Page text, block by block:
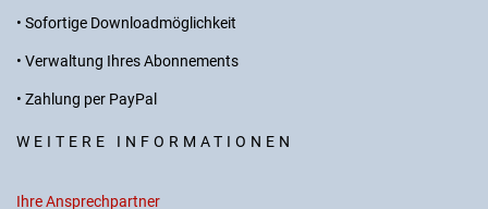
• Sofortige Downloadmöglichkeit
• Verwaltung Ihres Abonnements
• Zahlung per PayPal
WEITERE INFORMATIONEN
Ihre Ansprechpartner